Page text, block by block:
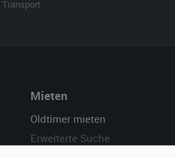
Mieten
Oldtimer mieten
Erweiterte Suche